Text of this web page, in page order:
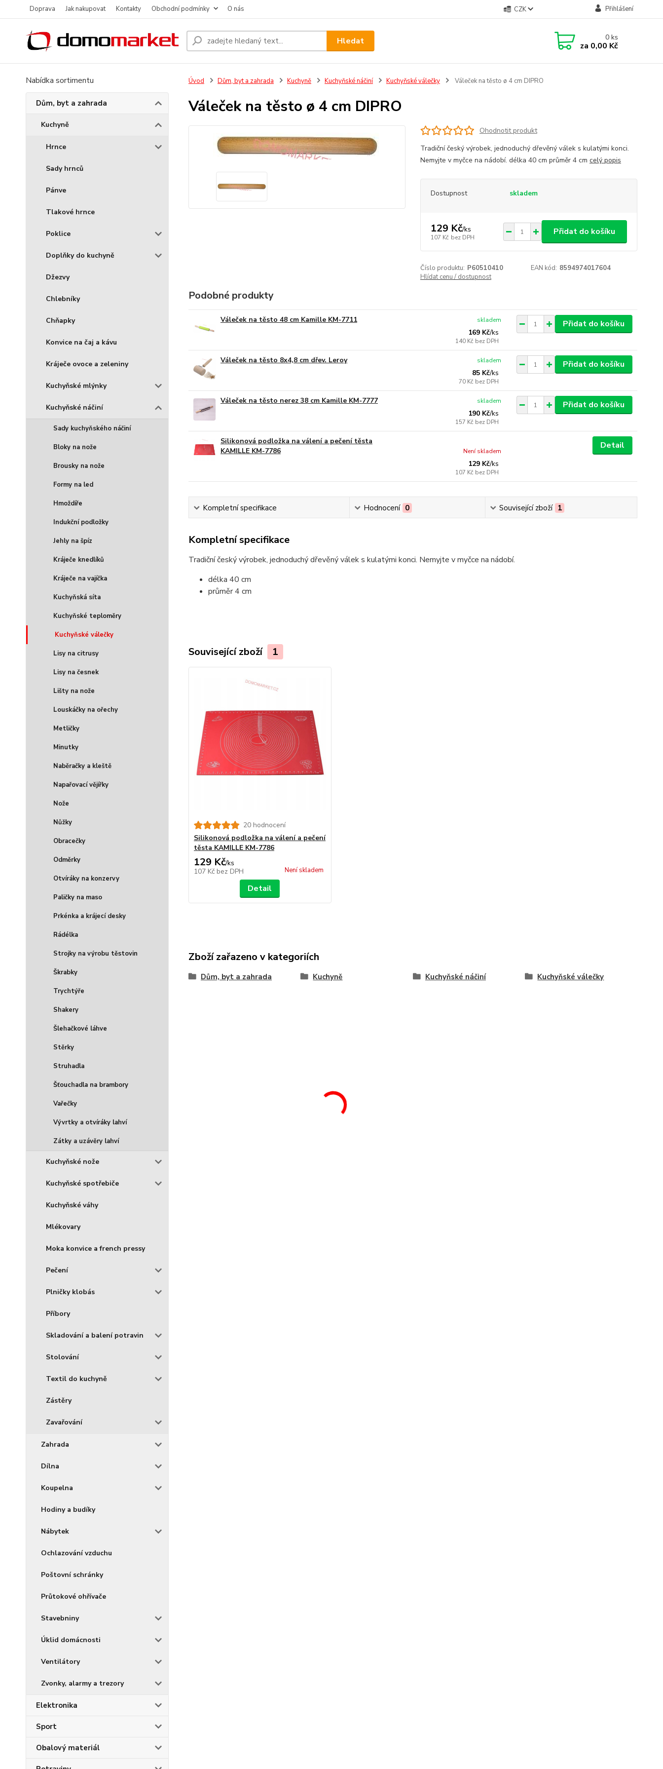
Doprava Jak nakupovat Kontakty Obchodní podmínky O nás CZK Přihlášení
Hledat 0ks
za 0,00 Kč
Nabídka sortimentu
Dům, byt a zahrada
Kuchyně
Hrnce
Sady hrnců
Pánve
Tlakové hrnce
Poklice
Doplňky do kuchyně
Džezvy
Chlebníky
Chňapky
Konvice na čaj a kávu
Kráječe ovoce a zeleniny
Kuchyňské mlýnky
Kuchyňské náčiní
Sady kuchyňského náčiní
Bloky na nože
Brousky na nože
Formy na led
Hmoždíře
Indukční podložky
Jehly na špíz
Kráječe knedlíků
Kráječe na vajíčka
Kuchyňská síta
Kuchyňské teploměry
Kuchyňské válečky
Lisy na citrusy
Lisy na česnek
Lišty na nože
Louskáčky na ořechy
Metličky
Minutky
Naběračky a kleště
Napařovací vějířky
Nože
Nůžky
Obracečky
Odměrky
Otvíráky na konzervy
Paličky na maso
Prkénka a krájecí desky
Rádélka
Strojky na výrobu těstovin
Škrabky
Trychtýře
Shakery
Šlehačkové láhve
Stěrky
Struhadla
Šťouchadla na brambory
Vařečky
Vývrtky a otvíráky lahví
Zátky a uzávěry lahví
Kuchyňské nože
Kuchyňské spotřebiče
Kuchyňské váhy
Mlékovary
Moka konvice a french pressy
Pečení
Plničky klobás
Příbory
Skladování a balení potravin
Stolování
Textil do kuchyně
Zástěry
Zavařování
Zahrada
Dílna
Koupelna
Hodiny a budíky
Nábytek
Ochlazování vzduchu
Poštovní schránky
Průtokové ohřívače
Stavebniny
Úklid domácnosti
Ventilátory
Zvonky, alarmy a trezory
Elektronika
Sport
Obalový materiál
Úvod Dům, byt a zahrada Kuchyně Kuchyňské náčiní Kuchyňské válečky Váleček na těsto ø 4 cm DIPRO
Váleček na těsto ø 4 cm DIPRO
Ohodnotit produkt
Tradiční český výrobek, jednoduchý dřevěný válek s kulatými konci.
Nemyjte v myčce na nádobí. délka 40 cm průměr 4 cm celý popis
Dostupnost skladem
129 Kč/ks
107 Kč bez DPH
Přidat do košíku
Číslo produktu: P60510410 EAN kód: 8594974017604
Hlídat cenu / dostupnost
Podobné produkty
Váleček na těsto 48 cm Kamille KM-7711
169 Kč/ks
140 Kč bez DPH
skladem Přidat do košíku
Váleček na těsto 8x4,8 cm dřev. Leroy
85 Kč/ks
70 Kč bez DPH
skladem Přidat do košíku
Váleček na těsto nerez 38 cm Kamille KM-7777
190 Kč/ks
157 Kč bez DPH
skladem Přidat do košíku
Silikonová podložka na válení a pečení těsta
KAMILLE KM-7786
129 Kč/ks
107 Kč bez DPH
Není skladem
Detail
Kompletní specifikace Hodnocení 0 Související zboží 1
Kompletní specifikace
Tradiční český výrobek, jednoduchý dřevěný válek s kulatými konci. Nemyjte v myčce na nádobí.
délka 40 cm
průměr 4 cm
Související zboží 1
20 hodnocení
Silikonová podložka na válení a pečení
těsta KAMILLE KM-7786
129 Kč/ks
107 Kč bez DPH Není skladem
Detail
Zboží zařazeno v kategoriích
Dům, byt a zahrada Kuchyně Kuchyňské náčiní Kuchyňské válečky